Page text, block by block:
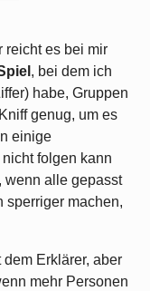
reicht es bei mir
, bei dem ich
habe, Gruppen
genug, um es
einige
folgen kann
wenn alle gepasst
sperriger machen,
Erklärer, aber
mehr Personen